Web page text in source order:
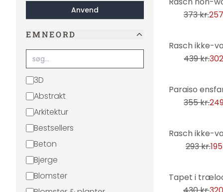
Anvend
EMNEORD
3D
Abstrakt
Arkitektur
Bestsellers
Beton
Bjerge
Blomster
373 kr.
439 kr.
355 kr.
293 kr.